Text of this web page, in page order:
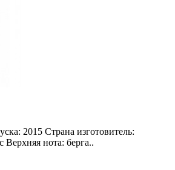
2015 Страна изготовитель:
нота: берга..